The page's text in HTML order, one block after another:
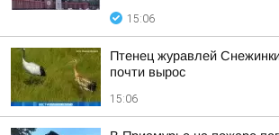
15:06
Птенец журавлей
почти вырос
15:06